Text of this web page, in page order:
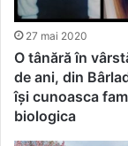
27 mai 2020
O tânără în
de ani, din
își cunoasca
biologica